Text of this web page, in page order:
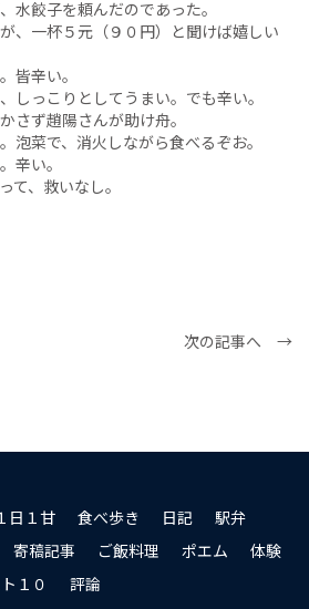
水餃子を頼んだのであった。
、一杯５元（９０円）と聞けば嬉しい
皆辛い。
しっこりとしてうまい。でも辛い。
さず趙陽さんが助け舟。
泡菜で、消火しながら食べるぞお。
辛い。
て、救いなし。
次の記事へ →
日１甘 食べ歩き 日記
駅弁
寄稿記事 ご飯料理 ポエム
体験
１０
評論